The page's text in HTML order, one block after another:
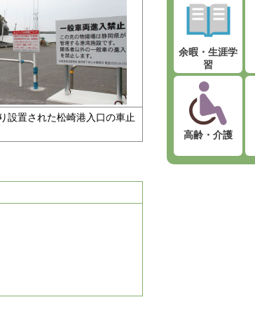
設置された松崎港入口の車止
余暇・生涯学
習
高齢・介護